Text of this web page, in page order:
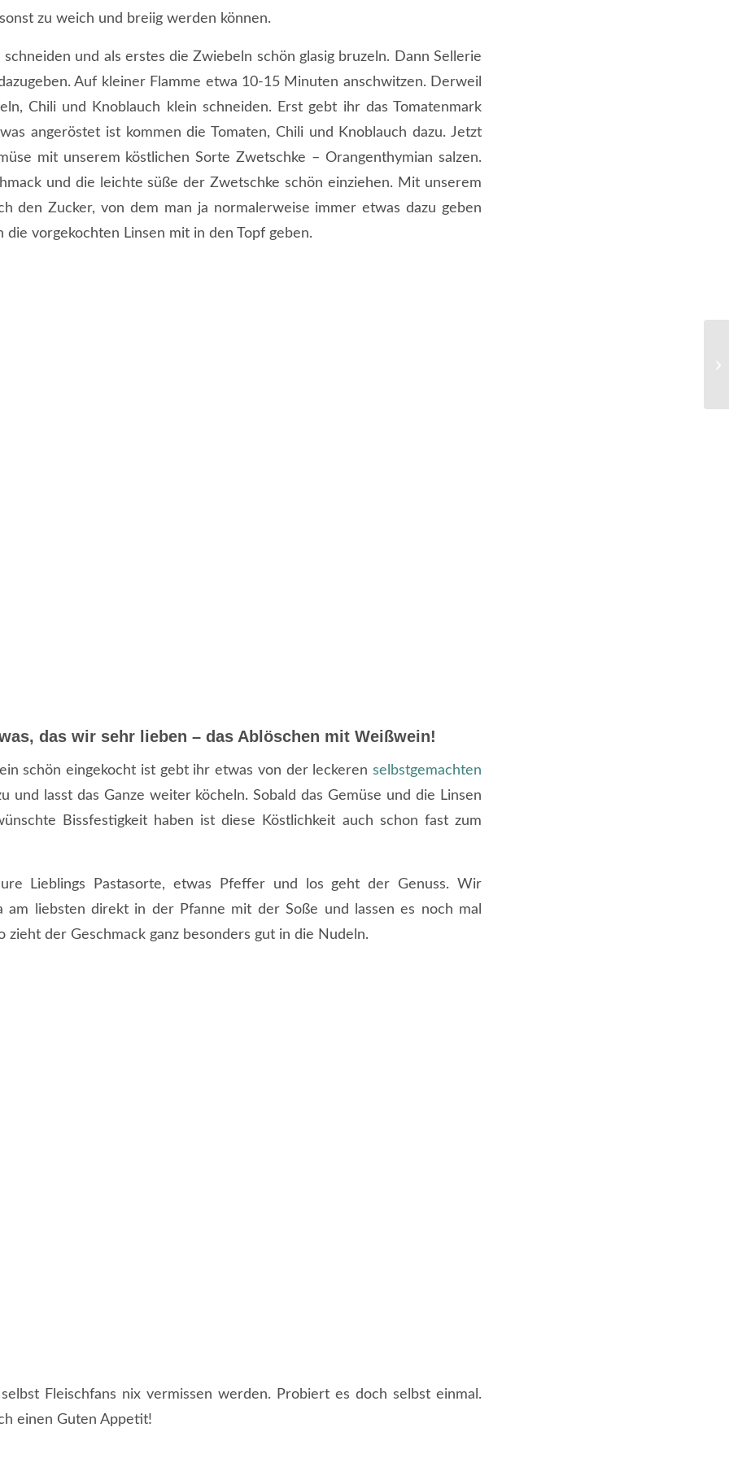
zu weich und breiig werden können.
und als erstes die Zwiebeln schön glasig bruzeln. Dann Sellerie
Auf kleiner Flamme etwa 10-15 Minuten anschwitzen. Derweil
Chili und Knoblauch klein schneiden. Erst gebt ihr das Tomatenmark
angeröstet ist kommen die Tomaten, Chili und Knoblauch dazu. Jetzt
mit unserem köstlichen Sorte Zwetschke – Orangenthymian salzen.
und die leichte süße der Zwetschke schön einziehen. Mit unserem
den Zucker, von dem man ja normalerweise immer etwas dazu geben
die vorgekochten Linsen mit in den Topf geben.
das wir sehr lieben – das Ablöschen mit Weißwein!
schön eingekocht ist gebt ihr etwas von der leckeren selbstgemachten
und lasst das Ganze weiter köcheln. Sobald das Gemüse und die Linsen
Bissfestigkeit haben ist diese Köstlichkeit auch schon fast zum
Lieblings Pastasorte, etwas Pfeffer und los geht der Genuss. Wir
am liebsten direkt in der Pfanne mit der Soße und lassen es noch mal
zieht der Geschmack ganz besonders gut in die Nudeln.
Fleischfans nix vermissen werden. Probiert es doch selbst einmal.
einen Guten Appetit!